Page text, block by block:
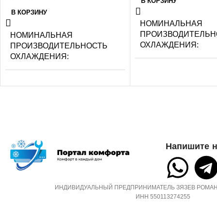
В КОРЗИНУ
НОМИНАЛЬНАЯ
ПРОИЗВОДИТЕЛЬНОСТЬ
ОХЛАЖДЕНИЯ
УПРАВЛЕНИЕ C МОБИЛЬНОГО
ПРИЛОЖЕНИЯ ПО WI-FI
НОМИНАЛЬНАЯ
ОХЛАЖДЕНИЯ
УПРАВЛЕНИЕ C
ПРИЛОЖЕНИЯ ПО
Опция доступна при
Напишите
ИНДИВИДУАЛЬНЫЙ ПРЕДПРИНИМАТЕЛЬ ЗЯЗЕВ
ИНН 550113274255